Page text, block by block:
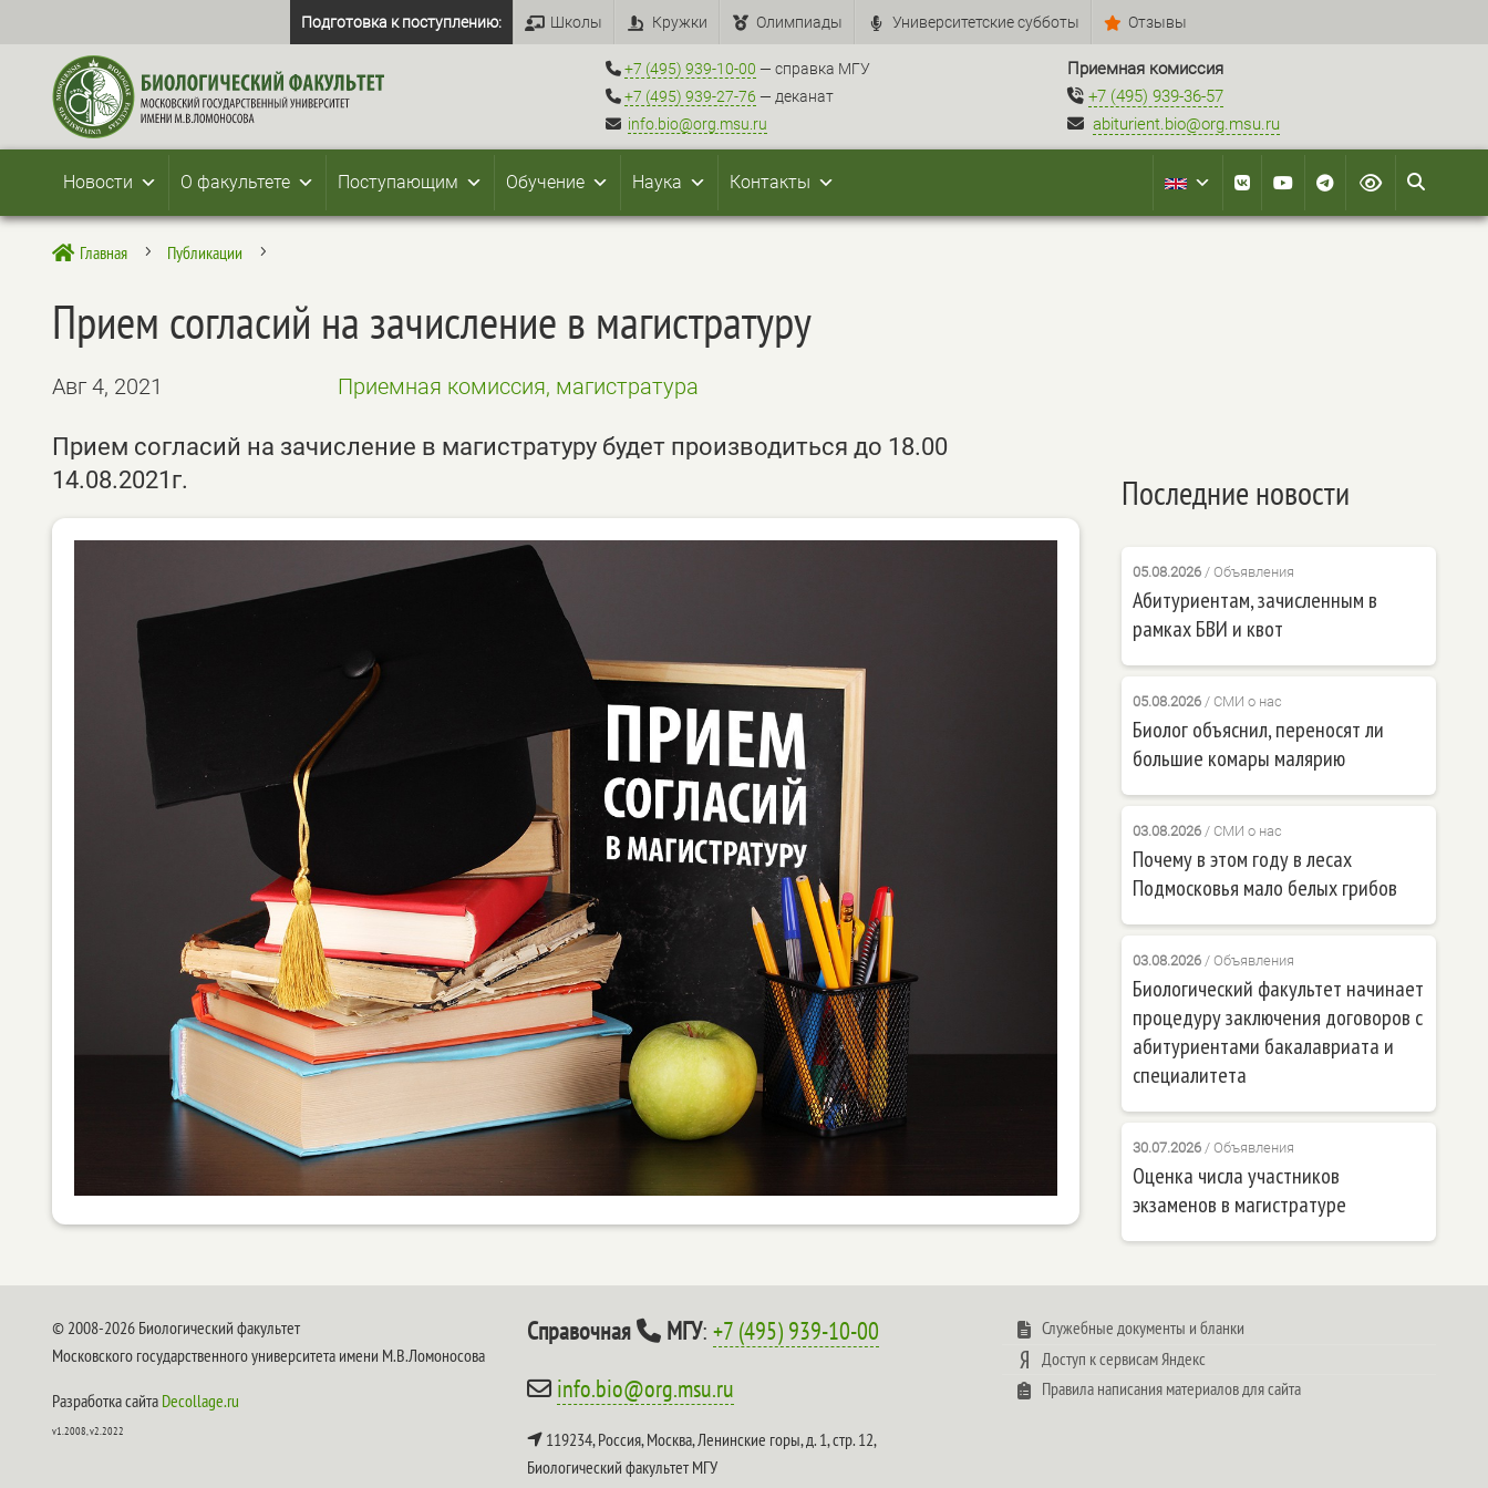
Подготовка к поступлению: Школы Кружки Олимпиады Университетские субботы Отзывы
+7 (495) 939-10-00 — справка МГУ
+7 (495) 939-27-76 — деканат
info.bio@org.msu.ru
Приемная комиссия
+7 (495) 939-36-57
abiturient.bio@org.msu.ru
Новости О факультете Поступающим Обучение Наука Контакты
 Главная 5 Публикации 5
Прием согласий на зачисление в магистратуру
Авг 4, 2021 Приемная комиссия, магистратура
Прием согласий на зачисление в магистратуру будет производиться до 18.00
14.08.2021г.
Последние новости
05.08.2026/ Объявления
Абитуриентам, зачисленным в
рамках БВИ и квот
05.08.2026/ СМИ о нас
Биолог объяснил, переносят ли
большие комары малярию
03.08.2026/ СМИ о нас
Почему в этом году в лесах
Подмосковья мало белых грибов
03.08.2026/ Объявления
Биологический факультет начинает
процедуру заключения договоров с
абитуриентами бакалавриата и
специалитета
30.07.2026/ Объявления
Оценка числа участников
экзаменов в магистратуре
© 2008-2026 Биологический факультет
Московского государственного университета имени М.В.Ломоносова
Разработка сайта Decollage.ru
v1.2008, v2.2022
Справочная МГУ:+7 (495) 939-10-00
info.bio@org.msu.ru
119234, Россия, Москва, Ленинские горы, д. 1, стр. 12,
Биологический факультет МГУ
Служебные документы и бланки
Доступ к сервисам Яндекс
Правила написания материалов для сайта